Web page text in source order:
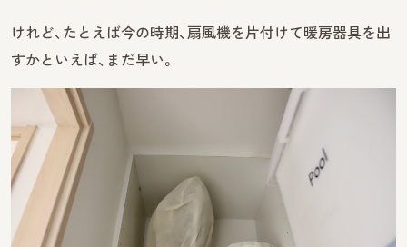
けれど、たとえば今の時期、扇風機を片付けて暖房器具を出
すかといえば、まだ早い。